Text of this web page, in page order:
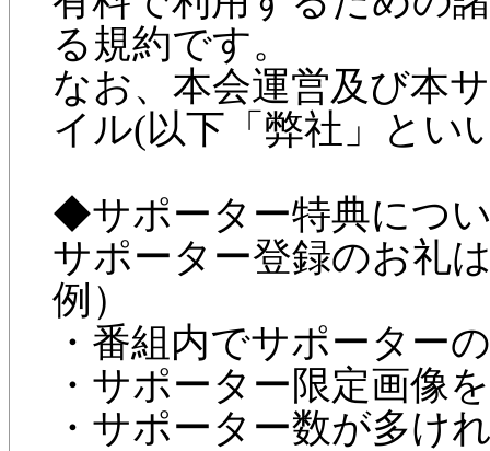
る規約です。
なお、本会運営及び本
イル(以下「弊社」とい
◆サポーター特典につ
サポーター登録のお礼
例）
・番組内でサポーター
・サポーター限定画像
・サポーター数が多け